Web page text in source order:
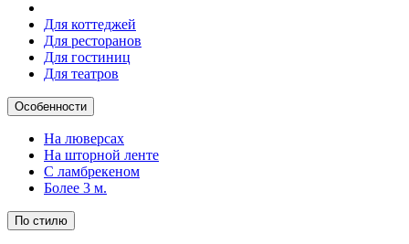
Для коттеджей
Для ресторанов
Для гостиниц
Для театров
Особенности
На люверсах
На шторной ленте
С ламбрекеном
Более 3 м.
По стилю